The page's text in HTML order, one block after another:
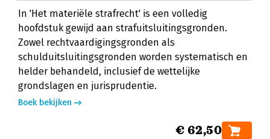
In 'Het materiële strafrecht' is een volledig
hoofdstuk gewijd aan strafuitsluitingsgronden.
Zowel rechtvaardigingsgronden als
schulduitsluitingsgronden worden systematisch en
helder behandeld, inclusief de wettelijke
grondslagen en jurisprudentie.
Boek bekijken
€ 62,50